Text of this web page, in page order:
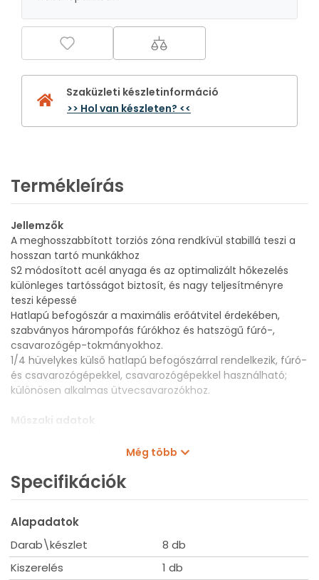
Szaküzleti készletinformáció
>> Hol van készleten? <<
Termékleírás
Jellemzők
A meghosszabbított torziós zóna rendkívül stabillá teszi a
hosszan tartó munkákhoz
S2 módosított acél anyaga és az optimalizált hőkezelés
különleges tartósságot biztosít, és nagy teljesítményre
teszi képessé
Hatlapú befogószár a maximális erőátvitel érdekében,
szabványos hárompofás fúrókhoz és hatszögű fúró-,
csavarozógép-tokmányokhoz.
1/4 hüvelykes külső hatlapú befogószárral rendelkezik, fúró-
és csavarozógépekkel, csavarozógépekkel használható;
különösen alkalmas ütvecsavarozókhoz.
Műszaki adatok
Még több
Specifikációk
Alapadatok
Darab\készlet
8 db
Kiszerelés
1 db